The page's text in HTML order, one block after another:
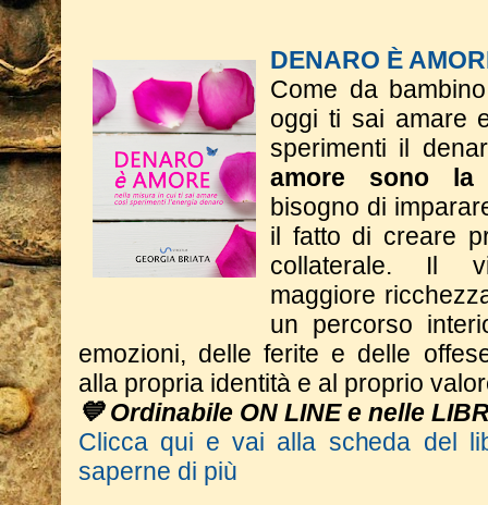
DENARO È
Come da
oggi ti sai amare
sperimenti il
amore sono la
bisogno di
il fatto di creare
collaterale. Il
maggiore
un percorso
emozioni, delle ferite e delle
alla propria identità e al proprio
💙 Ordinabile ON LINE e nelle
Clicca qui e vai alla scheda del
saperne di più